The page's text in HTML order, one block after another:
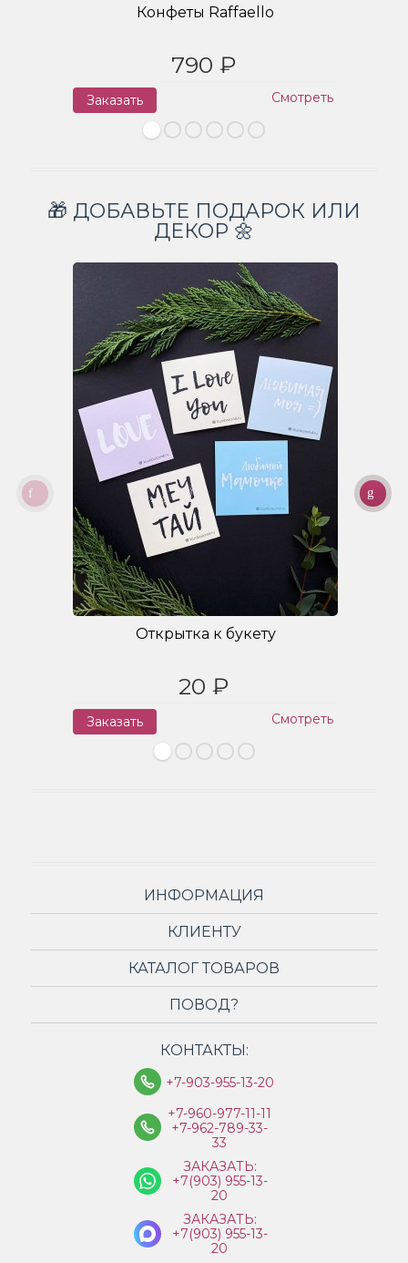
Конфеты Raffaello
790 ₽
Заказать Смотреть
🎁 ДОБАВЬТЕ ПОДАРОК ИЛИ
ДЕКОР 🌼
Открытка к букету
20 ₽
Заказать Смотреть
ИНФОРМАЦИЯ
КЛИЕНТУ
КАТАЛОГ ТОВАРОВ
ПОВОД?
КОНТАКТЫ:
+7-903-955-13-20
+7-960-977-11-11
+7-962-789-33-
33
ЗАКАЗАТЬ:
+7(903) 955-13-
20
ЗАКАЗАТЬ:
+7(903) 955-13-
20